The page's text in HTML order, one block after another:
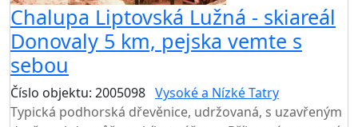
Chalupa Liptovská Lužná - skiareál
Donovaly 5 km, pejska vemte s
sebou
Číslo objektu: 2005098 Vysoké a Nízké Tatry
Typická podhorská dřevěnice, udržovaná, s uzavřeným